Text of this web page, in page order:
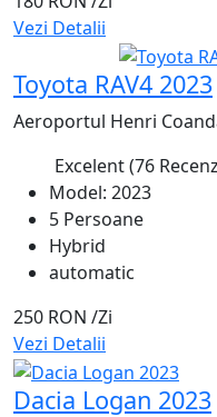
Vezi Detalii
Toyota RAV4 2023
Aeroportul Henri
Excelent (76
Model: 2023
5 Persoane
Hybrid
automatic
250 RON /Zi
Vezi Detalii
Dacia Logan 2023